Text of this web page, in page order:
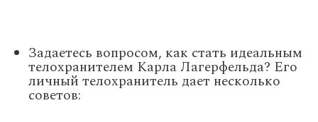
Задаетесь вопросом, как стать идеальным
телохранителем Карла Лагерфельда? Его
личный телохранитель дает несколько
советов: